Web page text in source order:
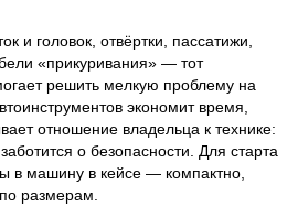
и головок, отвёртки, пассатижи,
«прикуривания» — тот
решить мелкую проблему на
экономит время,
отношение владельца к технике:
о безопасности. Для старта
в машину в кейсе — компактно,
размерам.